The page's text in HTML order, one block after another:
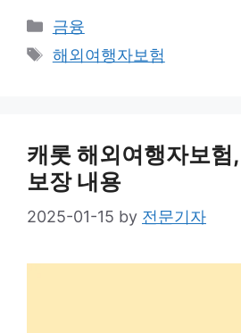
Categories
금융
Tags
해외여행자보험
캐롯 해외여행자보험
보장 내용
2025-01-15 by 전문기자